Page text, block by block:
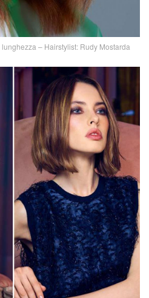
– Hairstylist: Rudy Mostarda